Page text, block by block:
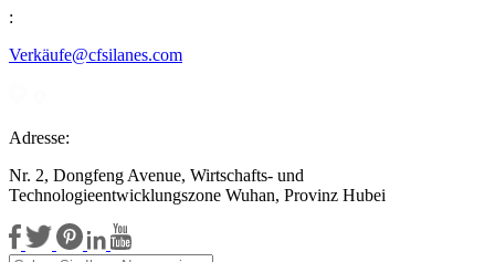
:
Verkäufe@cfsilanes.com
Adresse:
Nr. 2, Dongfeng Avenue, Wirtschafts- und
Technologieentwicklungszone Wuhan, Provinz Hubei